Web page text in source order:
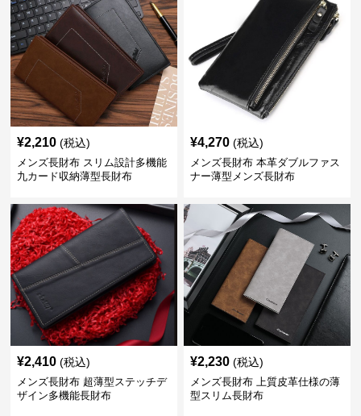
¥2,210 (税込)
メンズ長財布 スリム設計多機能
九カード収納薄型長財布
¥4,270 (税込)
メンズ長財布 本革ダブルファス
ナー薄型メンズ長財布
¥2,410 (税込)
メンズ長財布 超薄型ステッチデ
ザイン多機能長財布
¥2,230 (税込)
メンズ長財布 上質皮革仕様の薄
型スリム長財布